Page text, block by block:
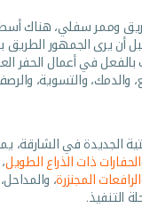
وممر سفلي، هناك
أن يرى الجمهور الطريق
في أعمال الحفر
والدمك، والتسوية،
الجديدة في الشارقة،
الحفارات ذات الذراع الطويل
الرافعات المجنزرة،
التنفيذ.